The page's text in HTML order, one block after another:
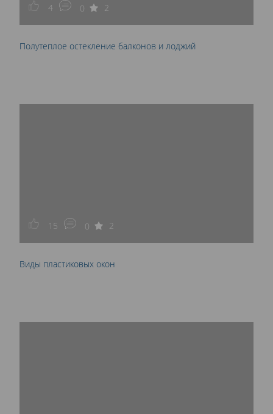
4 0 2
Полутеплое остекление балконов и лоджий
15 0 2
Виды пластиковых окон